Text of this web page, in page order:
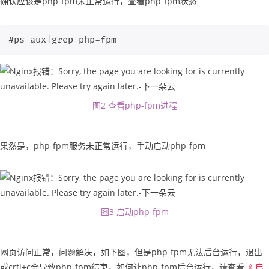
#ps aux|grep php-fpm
图2 查看php-fpm进程
果然是，php-fpm服务未正常运行，手动启动php-fpm
图3 启动php-fpm
网页访问正常，问题解决，如下图，但是php-fpm无法后台运行，退出
或crtl+c会导致php-fpm结束，如何让php-fpm后台运行，请查看 《 启